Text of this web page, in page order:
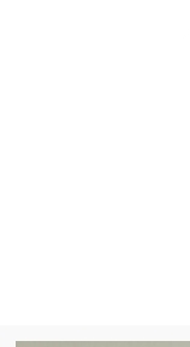
Skip